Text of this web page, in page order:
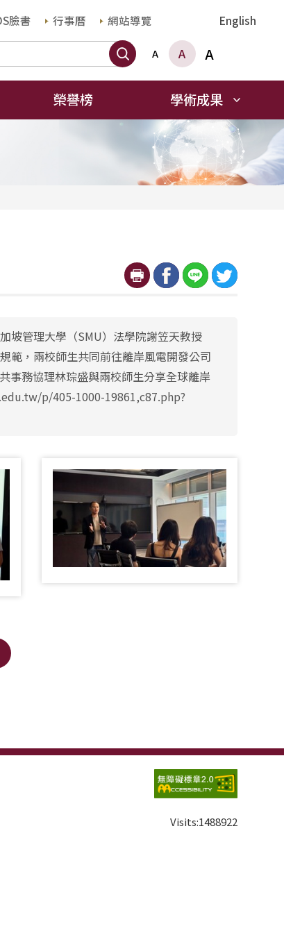
臉書 行事曆 網站導覽 English
搜尋A A A
榮譽榜 學術成果
坡管理大學（SMU）法學院謝笠天教授
範，兩校師生共同前往離岸風電開發公司
事務協理林琮盛與兩校師生分享全球離岸
p/405-1000-19861,c87.php?
Visits:1488922